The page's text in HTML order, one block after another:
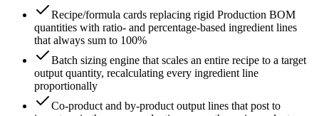
Recipe/formula cards replacing rigid Production BOM
quantities with ratio- and percentage-based ingredient lines
that always sum to 100%
Batch sizing engine that scales an entire recipe to a target
output quantity, recalculating every ingredient line
proportionally
Co-product and by-product output lines that post to